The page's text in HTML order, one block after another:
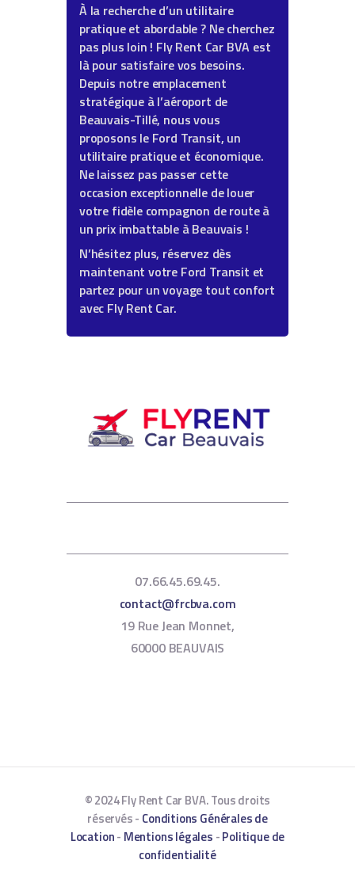
À la recherche d’un utilitaire
pratique et abordable ? Ne cherchez
pas plus loin ! Fly Rent Car BVA est
là pour satisfaire vos besoins.
Depuis notre emplacement
stratégique à l’aéroport de
Beauvais-Tillé, nous vous
proposons le Ford Transit, un
utilitaire pratique et économique.
Ne laissez pas passer cette
occasion exceptionnelle de louer
votre fidèle compagnon de route à
un prix imbattable à Beauvais !
N’hésitez plus, réservez dès
maintenant votre Ford Transit et
partez pour un voyage tout confort
avec Fly Rent Car.
07.66.45.69.45.
contact@frcbva.com
19 Rue Jean Monnet,
60000 BEAUVAIS
© 2024 Fly Rent Car BVA. Tous droits
réservés - Conditions Générales de
Location- Mentions légales -Politique de
confidentialité